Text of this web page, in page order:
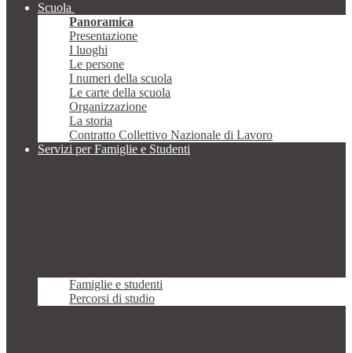
Scuola
Panoramica
Presentazione
I luoghi
Le persone
I numeri della scuola
Le carte della scuola
Organizzazione
La storia
Contratto Collettivo Nazionale di Lavoro
Servizi per Famiglie e Studenti
Famiglie e studenti
Percorsi di studio